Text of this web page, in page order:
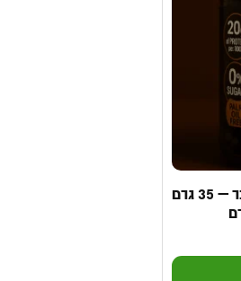
קראנצ'יס שוקולד מריר ללא סוכר — 35 גרם